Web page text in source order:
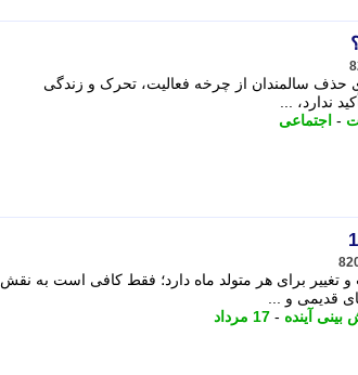
حذف سالمندان از چرخه فعالیت، تحرک و زندگی
ندارد، ...
- اجتماعی
و تغییر برای هر متولد ماه دارد؛ فقط کافی است به نقش
قدیمی و ...
بینی آینده - 17 مرداد